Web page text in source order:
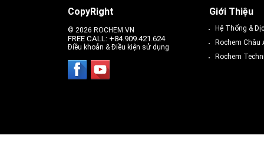
CopyRight
© 2026 ROCHEM.VN
FREE CALL: +84.909.421.624
Điều khoản & Điều kiện sử dụng
Giới Thiệu
Hệ Thống &
Rochem Châu
Rochem